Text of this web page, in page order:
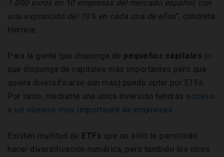
1.000 euros en 10 empresas del mercado español, con
una exposición del 10% en cada una de ellas”, concreta
Herrera.
Para la gente que disponga de pequeños capitales (o
que disponga de capitales más importantes pero que
quiera diversificarse aún más) puede optar por ETFs.
Por tanto, mediante una única inversión tendrás acceso
a un número muy importante de empresas.
Existen multitud de ETFs que no sólo te permitirán
hacer diversificación numérica, pero también los otros